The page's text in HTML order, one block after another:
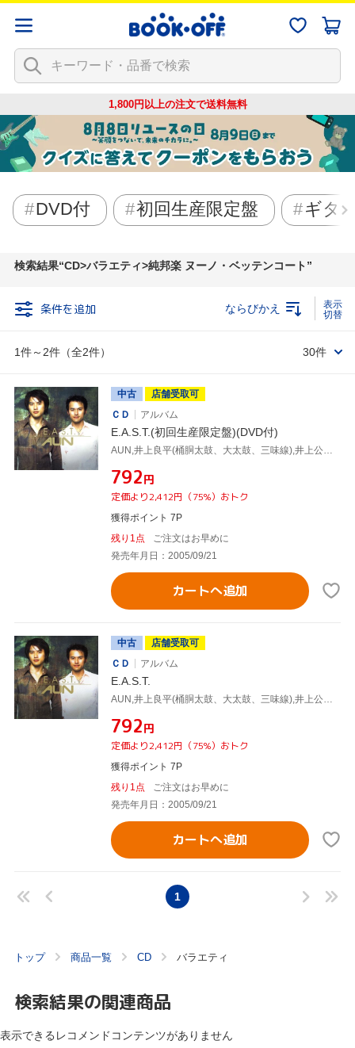
1,800円以上の注文で送料無料
DVD付 初回生産限定盤 ギタ
検索結果 CD>バラエティ>純邦楽 ヌーノ・ベッテンコート
条件を追加
1件～2件（全2件）
ならびかえ
30件
中古
店舗受取可
ＣＤ
アルバム
E.A.S.T.(初回生産限定盤)(DVD付)
AUN,井上良平(桶胴太鼓、大太鼓、三味線),井上公平(桶胴太鼓、篠笛、三味線),海津賢(syn、prog、key),柏木広樹(vc),T.M.スティーヴンス(b),ヌーノ・ベッテンコート(g),マイケル・バーンズ(g)
¥792円
定価より2,412円（75%）おトク
獲得ポイント 7P
残り1点
ご注文はお早めに
発売年月日：2005/09/21
カートへ追加
中古
店舗受取可
ＣＤ
アルバム
E.A.S.T.
AUN,井上良平(桶胴太鼓、大太鼓、三味線),井上公平(桶胴太鼓、篠笛、三味線),海津賢(syn、prog、key),柏木広樹(vc),T.M.スティーヴンス(b),ヌーノ・ベッテンコート(g),マイケル・バーンズ(g)
¥792円
定価より2,412円（75%）おトク
獲得ポイント 7P
残り1点
ご注文はお早めに
発売年月日：2005/09/21
カートへ追加
1
トップ 商品一覧 CD バラエティ
検索結果の関連商品
表示できるレコメンドコンテンツがありません